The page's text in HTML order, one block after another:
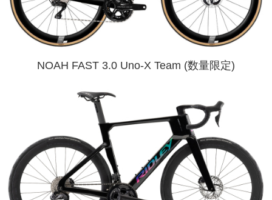
NOAH FAST 3.0 Uno-X Team (数量限定)